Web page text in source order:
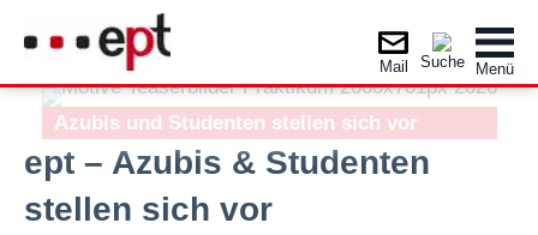
Azubis und Studenten stellen sich vor
ept – Azubis & Studenten
stellen sich vor